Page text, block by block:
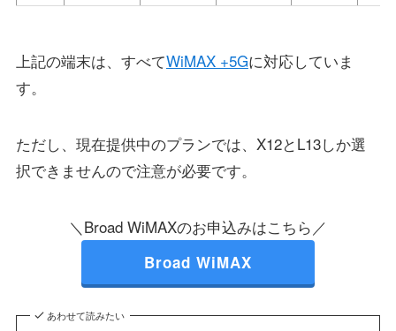
上記の端末は、すべてWiMAX +5Gに対応していま
す。
ただし、現在提供中のプランでは、X12とL13しか選
択できませんので注意が必要です。
＼Broad WiMAXのお申込みはこちら／
Broad WiMAX
あわせて読みたい